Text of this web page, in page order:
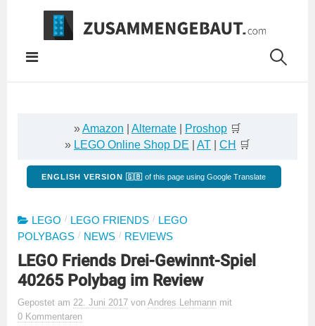
Springe
Inhalt
»Amazon Alternate Proshop 🛒
» LEGO Online Shop DE AT CH 🛒
ENGLISH VERSION 🇬🇧 of this page using Google Translate
LEGO / LEGO FRIENDS / LEGO
POLYBAGS / NEWS / REVIEWS
LEGO Friends Drei-Gewinnt-Spiel
40265 Polybag im Review
Gepostet am 22. Juni 2017 von Andres Lehmann mit
0 Kommentaren